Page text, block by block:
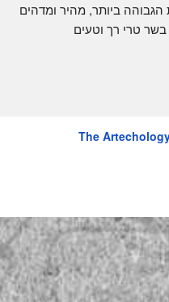
The
הגבוהה ביותר, מהיר ומדהים
בשר טרי רך וטעים